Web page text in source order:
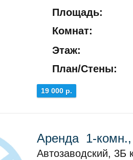
Площадь:
Комнат:
Этаж:
План/Стены:
19 000 р.
Аренда 1-комн.,
Автозаводский, 3Б